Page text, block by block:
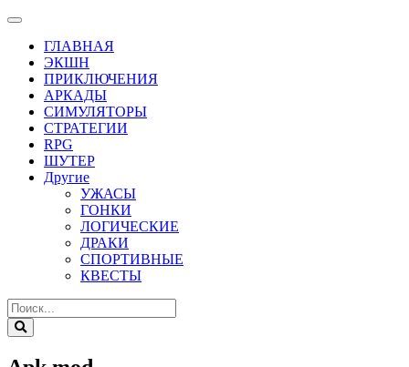
ГЛАВНАЯ
ЭКШН
ПРИКЛЮЧЕНИЯ
АРКАДЫ
СИМУЛЯТОРЫ
СТРАТЕГИИ
RPG
ШУТЕР
Другие
УЖАСЫ
ГОНКИ
ЛОГИЧЕСКИЕ
ДРАКИ
СПОРТИВНЫЕ
КВЕСТЫ